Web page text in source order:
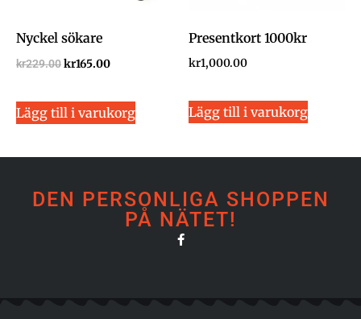
Nyckel sökare
kr229.00kr165.00
Lägg till i varukorg
Presentkort 1000kr
kr1,000.00
Lägg till i varukorg
DEN PERSONLIGA SHOPPEN
PÅ NÄTET!